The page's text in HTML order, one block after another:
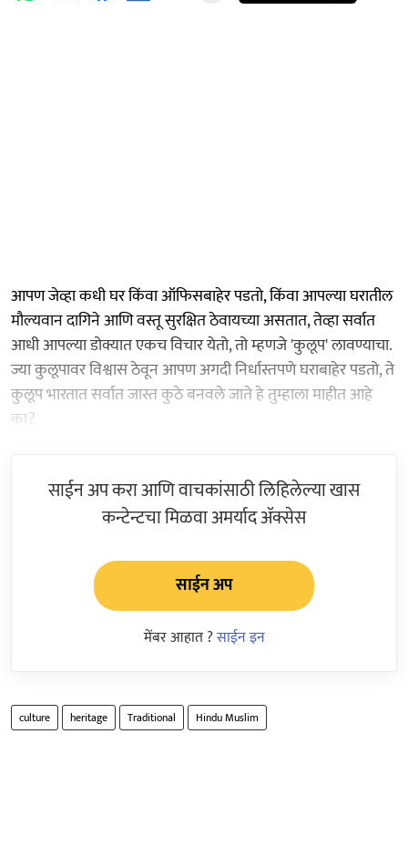
आपण जेव्हा कधी घर किंवा ऑफिसबाहेर पडतो, किंवा आपल्या घरातील
मौल्यवान दागिने आणि वस्तू सुरक्षित ठेवायच्या असतात, तेव्हा सर्वात
आधी आपल्या डोक्यात एकच विचार येतो, तो म्हणजे 'कुलूप' लावण्याचा.
ज्या कुलूपावर विश्वास ठेवून आपण अगदी निर्धास्तपणे घराबाहेर पडतो, ते
कुलूप भारतात सर्वात जास्त कुठे बनवले जाते हे तुम्हाला माहीत आहे
का?
साईन अप करा आणि वाचकांसाठी लिहिलेल्या खास
कन्टेन्टचा मिळवा अमर्याद ॲक्सेस
साईन अप
मेंबर आहात ?साईन इन
culture heritage Traditional Hindu Muslim